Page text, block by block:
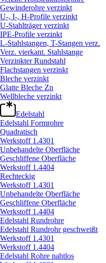
Gewinderohre verzinkt
U-, I-, H-Profile verzinkt
U-Stahlträger verzinkt
IPE-Profile verzinkt
L-Stahlstangen, T-Stangen verz.
Verz. vierkant. Stahlstange
Verzinkter Rundstahl
Flachstangen verzinkt
Bleche verzinkt
Glatte Bleche Zn
Wellbleche verzinkt
Edelstahl
Edelstahl Formrohre
Quadratisch
Werkstoff 1.4301
Unbehandelte Oberfläche
Geschliffene Oberfläche
Werkstoff 1.4404
Rechteckig
Werkstoff 1.4301
Unbehandelte Oberfläche
Geschliffene Oberfläche
Werkstoff 1.4404
Edelstahl Rundrohre
Edelstahl Rundrohr geschweißt
Werkstoff 1.4301
Werkstoff 1.4404
Edelstahl Rohre nahtlos